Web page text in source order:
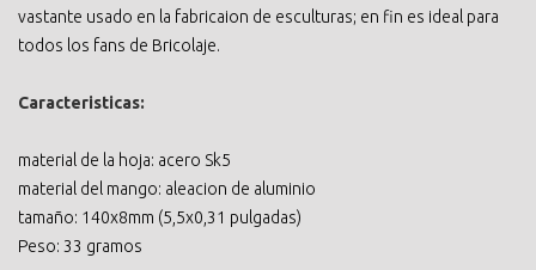
vastante usado en la fabricaion de esculturas; en fin es ideal para
todos los fans de Bricolaje.
Caracteristicas:
material de la hoja: acero Sk5
material del mango: aleacion de aluminio
tamaño: 140x8mm (5,5x0,31 pulgadas)
Peso: 33 gramos